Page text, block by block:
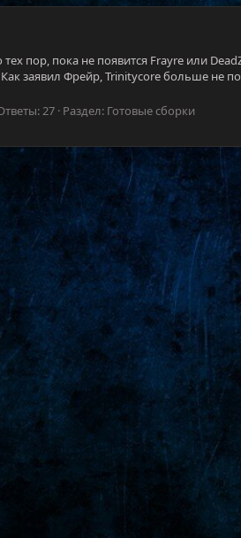
пор, пока не появится Frayre или
заявил Фрейр, Trinitycore больше не
27 Раздел: Готовые сборки